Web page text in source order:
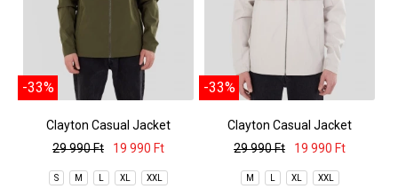
-33%
Clayton Casual Jacket
29 990 Ft
19 990 Ft
S M L XL XXL
-33%
Clayton Casual Jacket
29 990 Ft
19 990 Ft
M L XL XXL